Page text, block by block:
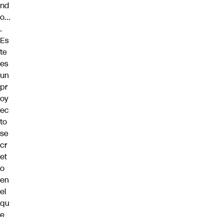
nd
o…
.
Es
te
es
un
pr
oy
ec
to
se
cr
et
o
en
el
qu
e